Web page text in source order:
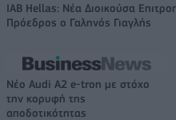
IAB Hellas: Νέα Διοικούσα
Πρόεδρος ο Γαληνός Γιαγλής
Νέο Audi A2 e-tron με στόχο
την κορυφή της
αποδοτικότητας